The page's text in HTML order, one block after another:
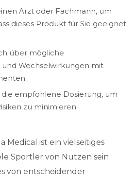
Arzt oder Fachmann, um
dieses Produkt für Sie geeignet
über mögliche
Wechselwirkungen mit
die empfohlene Dosierung, um
zu minimieren.
Medical ist ein vielseitiges
Sportler von Nutzen sein
von entscheidender